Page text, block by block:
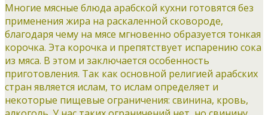
Многие мясные блюда арабской кухни готовятся без
применения жира на раскаленной сковороде,
благодаря чему на мясе мгновенно образуется тонкая
корочка. Эта корочка и препятствует испарению сока
из мяса. В этом и заключается особенность
приготовления. Так как основной религией арабских
стран является ислам, то ислам определяет и
некоторые пищевые ограничения: свинина, кровь,